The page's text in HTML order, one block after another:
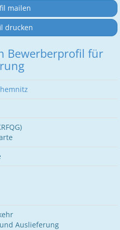
mailen
drucken
Bewerberprofil für
Auslieferung